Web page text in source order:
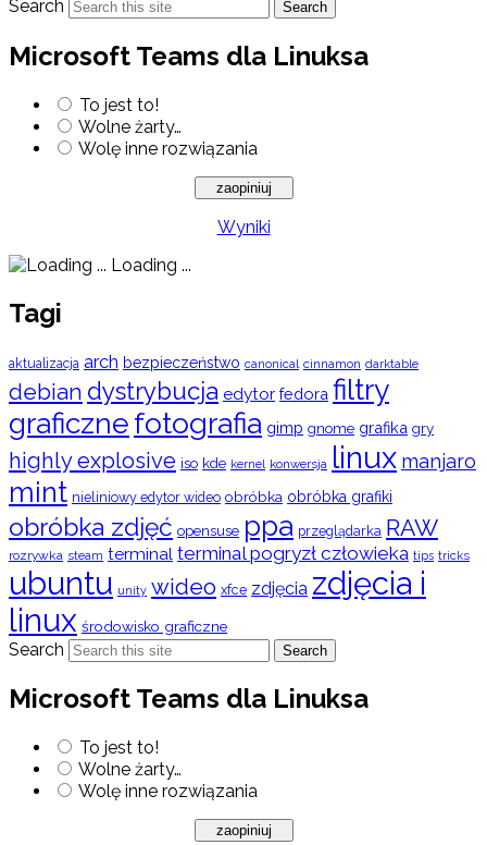
Search Search
Microsoft Teams dla Linuksa
To jest to!
Wolne żarty…
Wolę inne rozwiązania
Wyniki
Loading ...
Tagi
aktualizacja arch bezpieczeństwo canonical cinnamon darktable
debian dystrybucja edytor fedora filtry
graficznefotografia gimp gnome grafika gry
highly explosive iso kde kernel konwersja linux manjaro
mint nieliniowy edytor wideo obróbka obróbka grafiki
obróbka zdjęć opensuse ppa przeglądarka RAW
rozrywka steam terminal terminal pogryzł człowieka tips tricks
ubuntu unity wideo xfce zdjęcia zdjęcia i
linux środowisko graficzne
Search Search
Microsoft Teams dla Linuksa
To jest to!
Wolne żarty…
Wolę inne rozwiązania